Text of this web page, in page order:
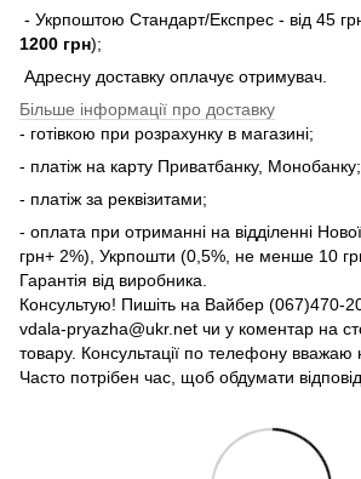
- Укрпоштою Стандарт/Експрес - від 45
1200 грн);
Адресну доставку оплачує отримувач.
Більше інформації про доставку
- готівкою при розрахунку в магазині;
- платіж на карту Приватбанку, Монобанку;
- платіж за реквізитами;
- оплата при отриманні на відділенні
грн+ 2%), Укрпошти (0,5%, не менше 10
Гарантія від виробника.
Консультую! Пишіть на Вайбер (067)470-
vdala-pryazha@ukr.net чи у коментар на
товару. Консультації по телефону вважаю
Часто потрібен час, щоб обдумати